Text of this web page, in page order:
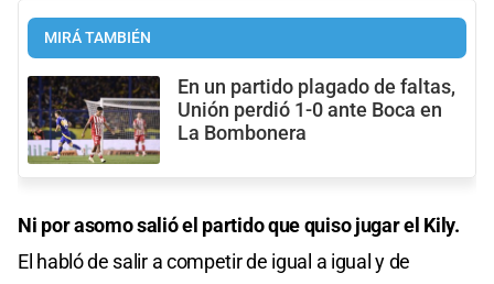
MIRÁ TAMBIÉN
En un partido plagado de faltas,
Unión perdió 1-0 ante Boca en
La Bombonera
Ni por asomo salió el partido que quiso jugar el Kily.
El habló de salir a competir de igual a igual y de